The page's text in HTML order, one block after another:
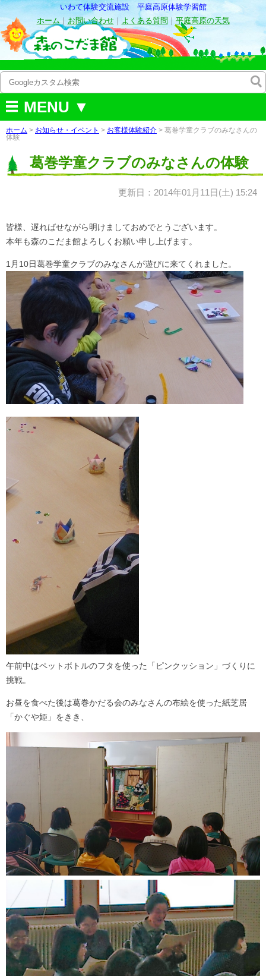
いわて体験交流施設 平庭高原体験学習館
ホーム｜ お問い合わせ｜ よくある質問 ｜ 平庭高原の天気
MENU ▼
ホーム > お知らせ・イベント > お客様体験紹介 > 葛巻学童クラブのみなさんの
体験
葛巻学童クラブのみなさんの体験
更新日：2014年01月11日(土) 15:24
皆様、遅ればせながら明けましておめでとうございます。
本年も森のこだま館よろしくお願い申し上げます。
1月10日葛巻学童クラブのみなさんが遊びに来てくれました。
午前中はペットボトルのフタを使った「ピンクッション」づくりに
挑戦。
お昼を食べた後は葛巻かだる会のみなさんの布絵を使った紙芝居
「かぐや姫」をきき、